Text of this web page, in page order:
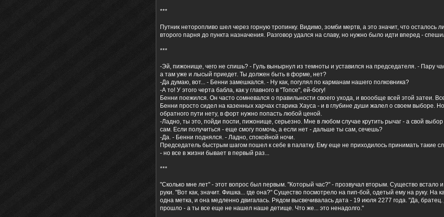
***
Путник неторопливо шел через горную тропинку. Видимо, зомби мертв, а это значит, что осталось
второго парня до пункта назначения. Разговор удался на славу, но нужно было идти вперед -
***
-Эй, пижонище, чего не спишь? - Гуль вынырнул из темноты и уставился на председателя. - Пару
а там уже и лысый приедет. Ты должен быть в форме, нет?
-Да думаю, вот... - Бенни замешкался. - Ну как, погулял по карманам нашего полковника?
-А то! У этого черта бабла, как у главного в "Топсе", ей-богу!
Бенни поежился. Он часто сомневался о правильности своего ухода, и воообще всей этой затеи.
Бенни просто сидел на казенных харчах старика Хауса - и в глубине души жалел о своем выборе.
обратного пути нету, в форт нужно попасть любой ценой.
-Ладно, ты это, пойди поспи, пижонище, серьезно. Мне в любом случае крутить рычаг - а свой
сам. Если получиться - еще смогу помочь, а если нет - дальше ты сам, сечешь?
-Да. - Бенни поднялся. - Ладно, спокойной ночи.
Председатель быстрым шагом пошел к себе в палатку. Ему еще не приходилось принимать такие
- но все в жизни бывает в первый раз...
***
"Сколько мне лет" - этот вопрос был первым. "Который час?" - прозвучал вторым. Существо встало
руки. "Вот как, значит. Фишка... где она?" Существо посмотрело на пип-бой, одетый ему на руку. На
одна метка, и она медленно двигалась. Рядом высвечивалась дата - 19 июля 2277 года. "Да, братец.
прошло - а ты все еще не нашел наше детище. Что же... это ненадолго."